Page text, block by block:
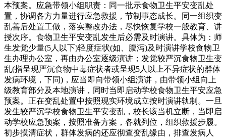
本预案。应急带领小组职责：同一批示食物卫生平安变乱处
置，协调各方力量进行应急救援，节制事态成长。同一组织变
乱善后处置工做，落实整改办法，尽快恢复学校一般教育、讲
授次序。食物卫生平安变乱发生后必需及时演讲。具体为：师
生发觉少量(5人以下)轻度症状(如、腹泻)及时演讲学校食物卫
生办理办公室，再由办公室逐级演讲；发觉较严沉食物卫生变
乱(指呈现严沉食物中毒症状者或呈现5人以上不异症状的群体
发病环境，下同)，应当即向带领小组演讲，由带领小组向上
级教育部分及本地演讲，同时当即启动学校食物卫生平安应急
预案。正在变乱处置中按照现实环境成立按时演讲轨制。一旦
发生较严沉学校食物卫生平安变乱，校长该当机立断，当即启
动学校应急预案，按照准备方案，各就列位，组织救援步履。
初步摸清症状，群体发病的还应彻查变乱缘由，排查发病人